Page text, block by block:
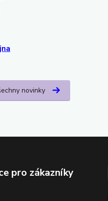
novinky
pro zákazníky